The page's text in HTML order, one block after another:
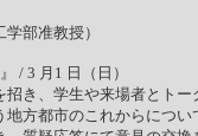
部准教授）
/ 3 月1 日（日）
き、学生や来場者とト
方都市のこれからについ